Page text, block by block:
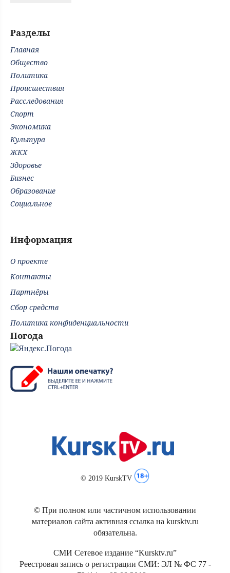
Разделы
Главная
Общество
Политика
Происшествия
Расследования
Спорт
Экономика
Культура
ЖКХ
Здоровье
Бизнес
Образование
Социальное
Информация
О проекте
Контакты
Партнёры
Сбор средств
Политика конфиденциальности
Погода
© 2019 KurskTV
© При полном или частичном использовании
материалов сайта активная ссылка на kursktv.ru
обязательна.
СМИ Сетевое издание “Kursktv.ru”
Реестровая запись о регистрации СМИ: ЭЛ № ФС 77 -